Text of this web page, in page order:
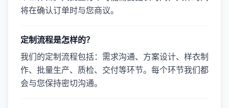
将在确认订单时与您商议。
定制流程是怎样的？
我们的定制流程包括：需求沟通、方案设计、样衣制
作、批量生产、质检、交付等环节。每个环节我们都
会与您保持密切沟通。